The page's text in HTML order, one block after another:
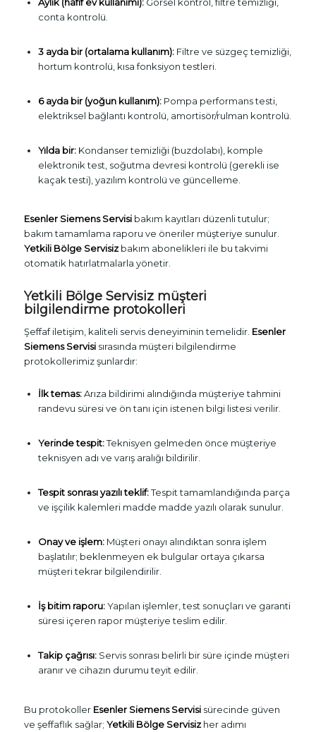
conta kontrolü.
3 ayda bir (ortalama kullanım):Filtre ve süzgeç temizliği,
hortum kontrolü, kısa fonksiyon testleri.
6 ayda bir (yoğun kullanım):Pompa performans testi,
elektriksel bağlantı kontrolü, amortisör/rulman kontrolü.
Yılda bir:Kondanser temizliği (buzdolabı), komple
elektronik test, soğutma devresi kontrolü (gerekli ise
kaçak testi), yazılım kontrolü ve güncelleme.
Esenler Siemens Servisibakım kayıtları düzenli tutulur;
bakım tamamlama raporu ve öneriler müşteriye sunulur.
Yetkili Bölge Servisizbakım abonelikleri ile bu takvimi
otomatik hatırlatmalarla yönetir.
Yetkili Bölge Servisiz müşteri
bilgilendirme protokolleri
Şeffaf iletişim, kaliteli servis deneyiminin temelidir. Esenler
Siemens Servisisırasında müşteri bilgilendirme
protokollerimiz şunlardır:
İlk temas:Arıza bildirimi alındığında müşteriye tahmini
randevu süresi ve ön tanı için istenen bilgi listesi verilir.
Yerinde tespit:Teknisyen gelmeden önce müşteriye
teknisyen adı ve varış aralığı bildirilir.
Tespit sonrası yazılı teklif:Tespit tamamlandığında parça
ve işçilik kalemleri madde madde yazılı olarak sunulur.
Onay ve işlem:Müşteri onayı alındıktan sonra işlem
başlatılır; beklenmeyen ek bulgular ortaya çıkarsa
müşteri tekrar bilgilendirilir.
İş bitim raporu:Yapılan işlemler, test sonuçları ve garanti
süresi içeren rapor müşteriye teslim edilir.
Takip çağrısı:Servis sonrası belirli bir süre içinde müşteri
aranır ve cihazın durumu teyit edilir.
Bu protokoller Esenler Siemens Servisisürecinde güven
ve şeffaflık sağlar; Yetkili Bölge Servisizher adımı